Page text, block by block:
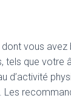
dont vous
tels que votre
d’activité
Les